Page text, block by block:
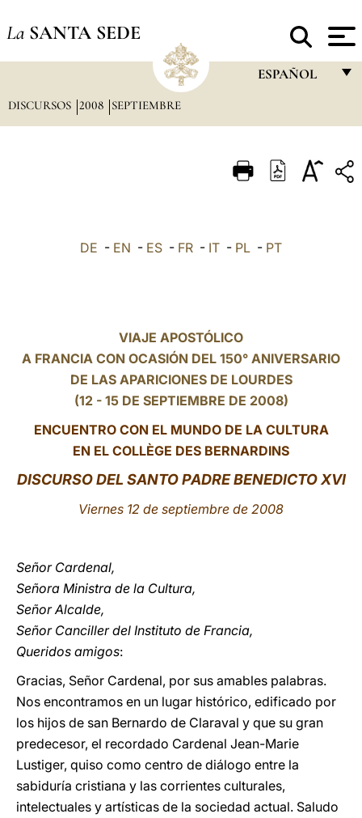
La SANTA SEDE
ESPAÑOL
ITALIANO
中文
LATINE
DISCURSOS 2008 SEPTIEMBRE
DE - EN - ES - FR - IT - PL - PT
VIAJE APOSTÓLICO
A FRANCIA CON OCASIÓN DEL 150° ANIVERSARIO
DE LAS APARICIONES DE LOURDES
(12 - 15 DE SEPTIEMBRE DE 2008)
ENCUENTRO CON EL MUNDO DE LA CULTURA
EN EL COLLÈGE DES BERNARDINS
DISCURSO DEL SANTO PADRE BENEDICTO XVI
Viernes 12 de septiembre de 2008
Señor Cardenal,
Señora Ministra de la Cultura,
Señor Alcalde,
Señor Canciller del Instituto de Francia,
Queridos amigos:
Gracias, Señor Cardenal, por sus amables palabras.
Nos encontramos en un lugar histórico, edificado por
los hijos de san Bernardo de Claraval y que su gran
predecesor, el recordado Cardenal Jean-Marie
Lustiger, quiso como centro de diálogo entre la
sabiduría cristiana y las corrientes culturales,
intelectuales y artísticas de la sociedad actual. Saludo